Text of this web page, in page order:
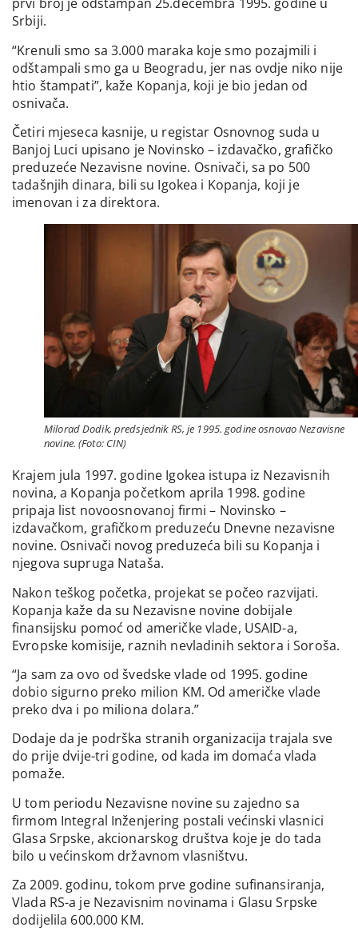
Srbiji.
“Krenuli smo sa 3.000 maraka koje smo pozajmili i
odštampali smo ga u Beogradu, jer nas ovdje niko nije
htio štampati”, kaže Kopanja, koji je bio jedan od
osnivača.
Četiri mjeseca kasnije, u registar Osnovnog suda u
Banjoj Luci upisano je Novinsko – izdavačko, grafičko
preduzeće Nezavisne novine. Osnivači, sa po 500
tadašnjih dinara, bili su Igokea i Kopanja, koji je
imenovan i za direktora.
Milorad Dodik, predsjednik RS, je 1995. godine osnovao Nezavisne
novine. (Foto: CIN)
Krajem jula 1997. godine Igokea istupa iz Nezavisnih
novina, a Kopanja početkom aprila 1998. godine
pripaja list novoosnovanoj firmi – Novinsko –
izdavačkom, grafičkom preduzeću Dnevne nezavisne
novine. Osnivači novog preduzeća bili su Kopanja i
njegova supruga Nataša.
Nakon teškog početka, projekat se počeo razvijati.
Kopanja kaže da su Nezavisne novine dobijale
finansijsku pomoć od američke vlade, USAID-a,
Evropske komisije, raznih nevladinih sektora i Soroša.
“Ja sam za ovo od švedske vlade od 1995. godine
dobio sigurno preko milion KM. Od američke vlade
preko dva i po miliona dolara.”
Dodaje da je podrška stranih organizacija trajala sve
do prije dvije-tri godine, od kada im domaća vlada
pomaže.
U tom periodu Nezavisne novine su zajedno sa
firmom Integral Inženjering postali većinski vlasnici
Glasa Srpske, akcionarskog društva koje je do tada
bilo u većinskom državnom vlasništvu.
Za 2009. godinu, tokom prve godine sufinansiranja,
Vlada RS-a je Nezavisnim novinama i Glasu Srpske
dodijelila 600.000 KM.